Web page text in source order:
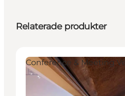
Relaterade produkter
Conference & Meeting